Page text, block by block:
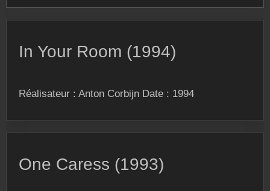
In Your Room (1994)
Réalisateur : Anton Corbijn Date : 1994
One Caress (1993)